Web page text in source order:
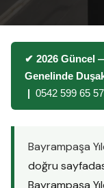
✔ 2026 Güncel
Genelinde
| 0542 599 65 57
Bayrampaşa
doğru
Bayrampaşa